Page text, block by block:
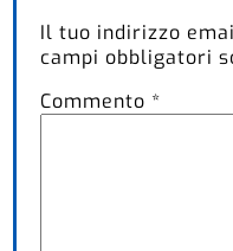
Il tuo indirizzo
campi obbligatori
Commento *